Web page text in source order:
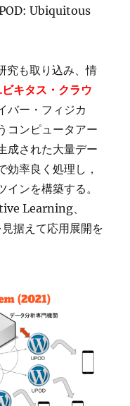
Ubiquitous
究も取り込み、情
キタス・クラウ
バー・フィジカ
コンピュータアー
成された大量デー
効率良く処理し，
ンを構築する。
Learning、
据えて応用展開を